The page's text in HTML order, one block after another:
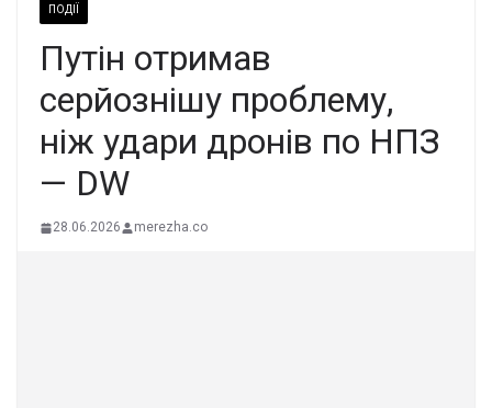
ПОДІЇ
Путін отримав
серйознішу проблему,
ніж удари дронів по НПЗ
— DW
28.06.2026 merezha.co